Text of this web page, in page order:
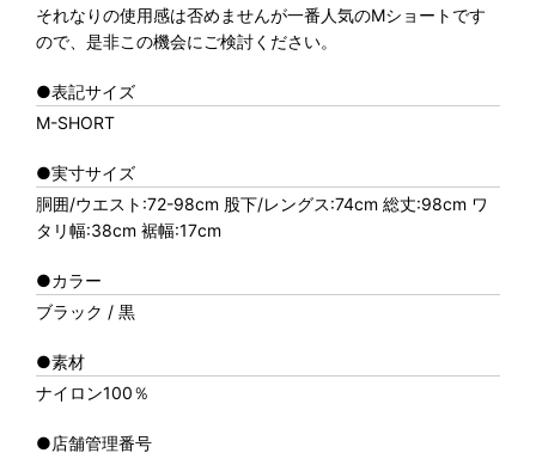
それなりの使用感は否めませんが一番人気のMショートです
ので、是非この機会にご検討ください。
●表記サイズ
M-SHORT
●実寸サイズ
胴囲/ウエスト:72-98cm 股下/レングス:74cm 総丈:98cm ワ
タリ幅:38cm 裾幅:17cm
●カラー
ブラック / 黒
●素材
ナイロン100％
●店舗管理番号